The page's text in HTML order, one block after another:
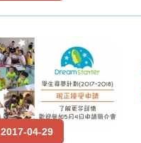
2017-04-29